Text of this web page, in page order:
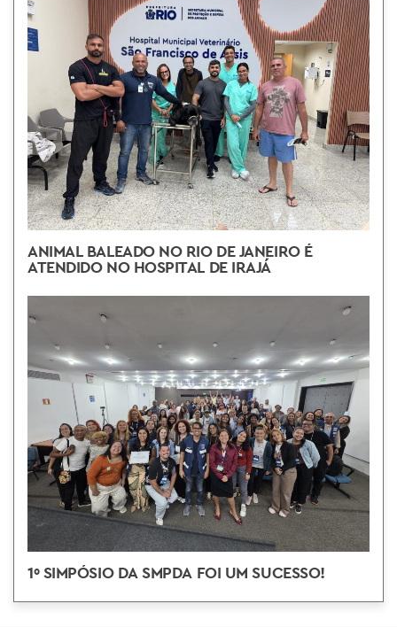
ANIMAL BALEADO NO RIO DE JANEIRO É
ATENDIDO NO HOSPITAL DE IRAJÁ
1º SIMPÓSIO DA SMPDA FOI UM SUCESSO!